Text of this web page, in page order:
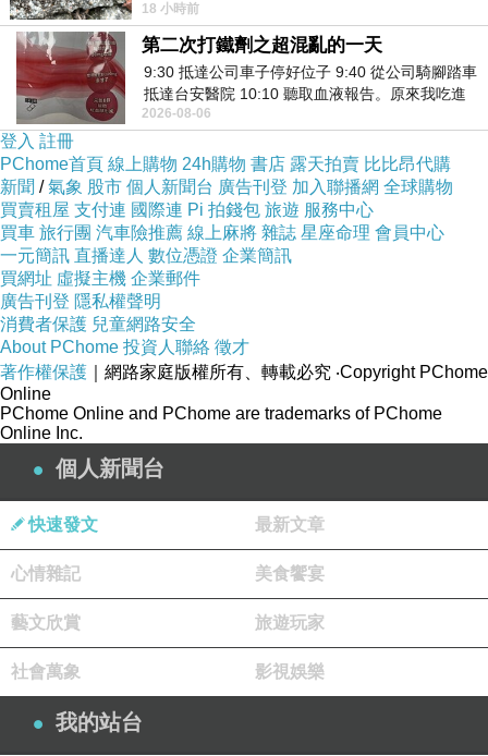
高透亮膜衣，貼後質感UP
螢幕貼為霧面，更增絲絨畫質
可防刮、防塵、防污漬
商品訊息描述
SONY Cybershot T500 全機身保護膜(含
最超值又貼心的二合一套裝，讓您能同時保護SONY T500 的螢幕及機身
防護膜，將可延續它的最佳品質，長長久久！！
18 小時前
第二次打鐵劑之超混亂的一天
9:30 抵達公司車子停好位子 9:40 從公司騎腳踏車
抵達台安醫院 10:10 聽取血液報告。原來我吃進
去的 B12 彌可保並非沒有吸收而是超
2026-08-06
登入 註冊
PChome首頁 線上購物 24h購物 書店 露天拍賣 比比昂代購
新聞 /氣象 股市 個人新聞台 廣告刊登 加入聯播網 全球購物
買賣租屋 支付連 國際連 Pi 拍錢包 旅遊 服務中心
買車 旅行團 汽車險推薦 線上麻將 雜誌 星座命理 會員中心
一元簡訊 直播達人 數位憑證 企業簡訊
買網址 虛擬主機 企業郵件
廣告刊登 隱私權聲明
消費者保護 兒童網路安全
About PChome 投資人聯絡 徵才
著作權保護 ｜網路家庭版權所有、轉載必究 ‧Copyright PChome
Online
PChome Online and PChome are trademarks of PChome
Online Inc.
個人新聞台
快速發文 最新文章
心情雜記 美食饗宴
藝文欣賞 旅遊玩家
社會萬象 影視娛樂
我的站台